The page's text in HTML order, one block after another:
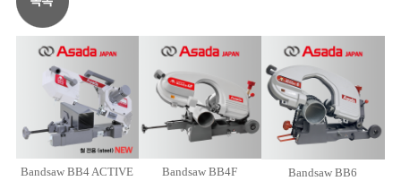
Bandsaw BB4 ACTIVE Bandsaw BB4F Bandsaw BB6